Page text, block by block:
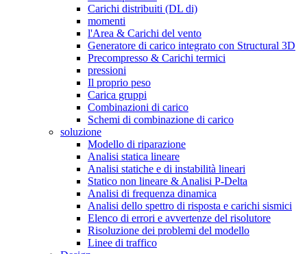
Carichi distribuiti (DL di)
momenti
l'Area & Carichi del vento
Generatore di carico integrato con Structural 3D
Precompresso & Carichi termici
pressioni
Il proprio peso
Carica gruppi
Combinazioni di carico
Schemi di combinazione di carico
soluzione
Modello di riparazione
Analisi statica lineare
Analisi statiche e di instabilità lineari
Statico non lineare & Analisi P-Delta
Analisi di frequenza dinamica
Analisi dello spettro di risposta e carichi sismici
Elenco di errori e avvertenze del risolutore
Risoluzione dei problemi del modello
Linee di traffico